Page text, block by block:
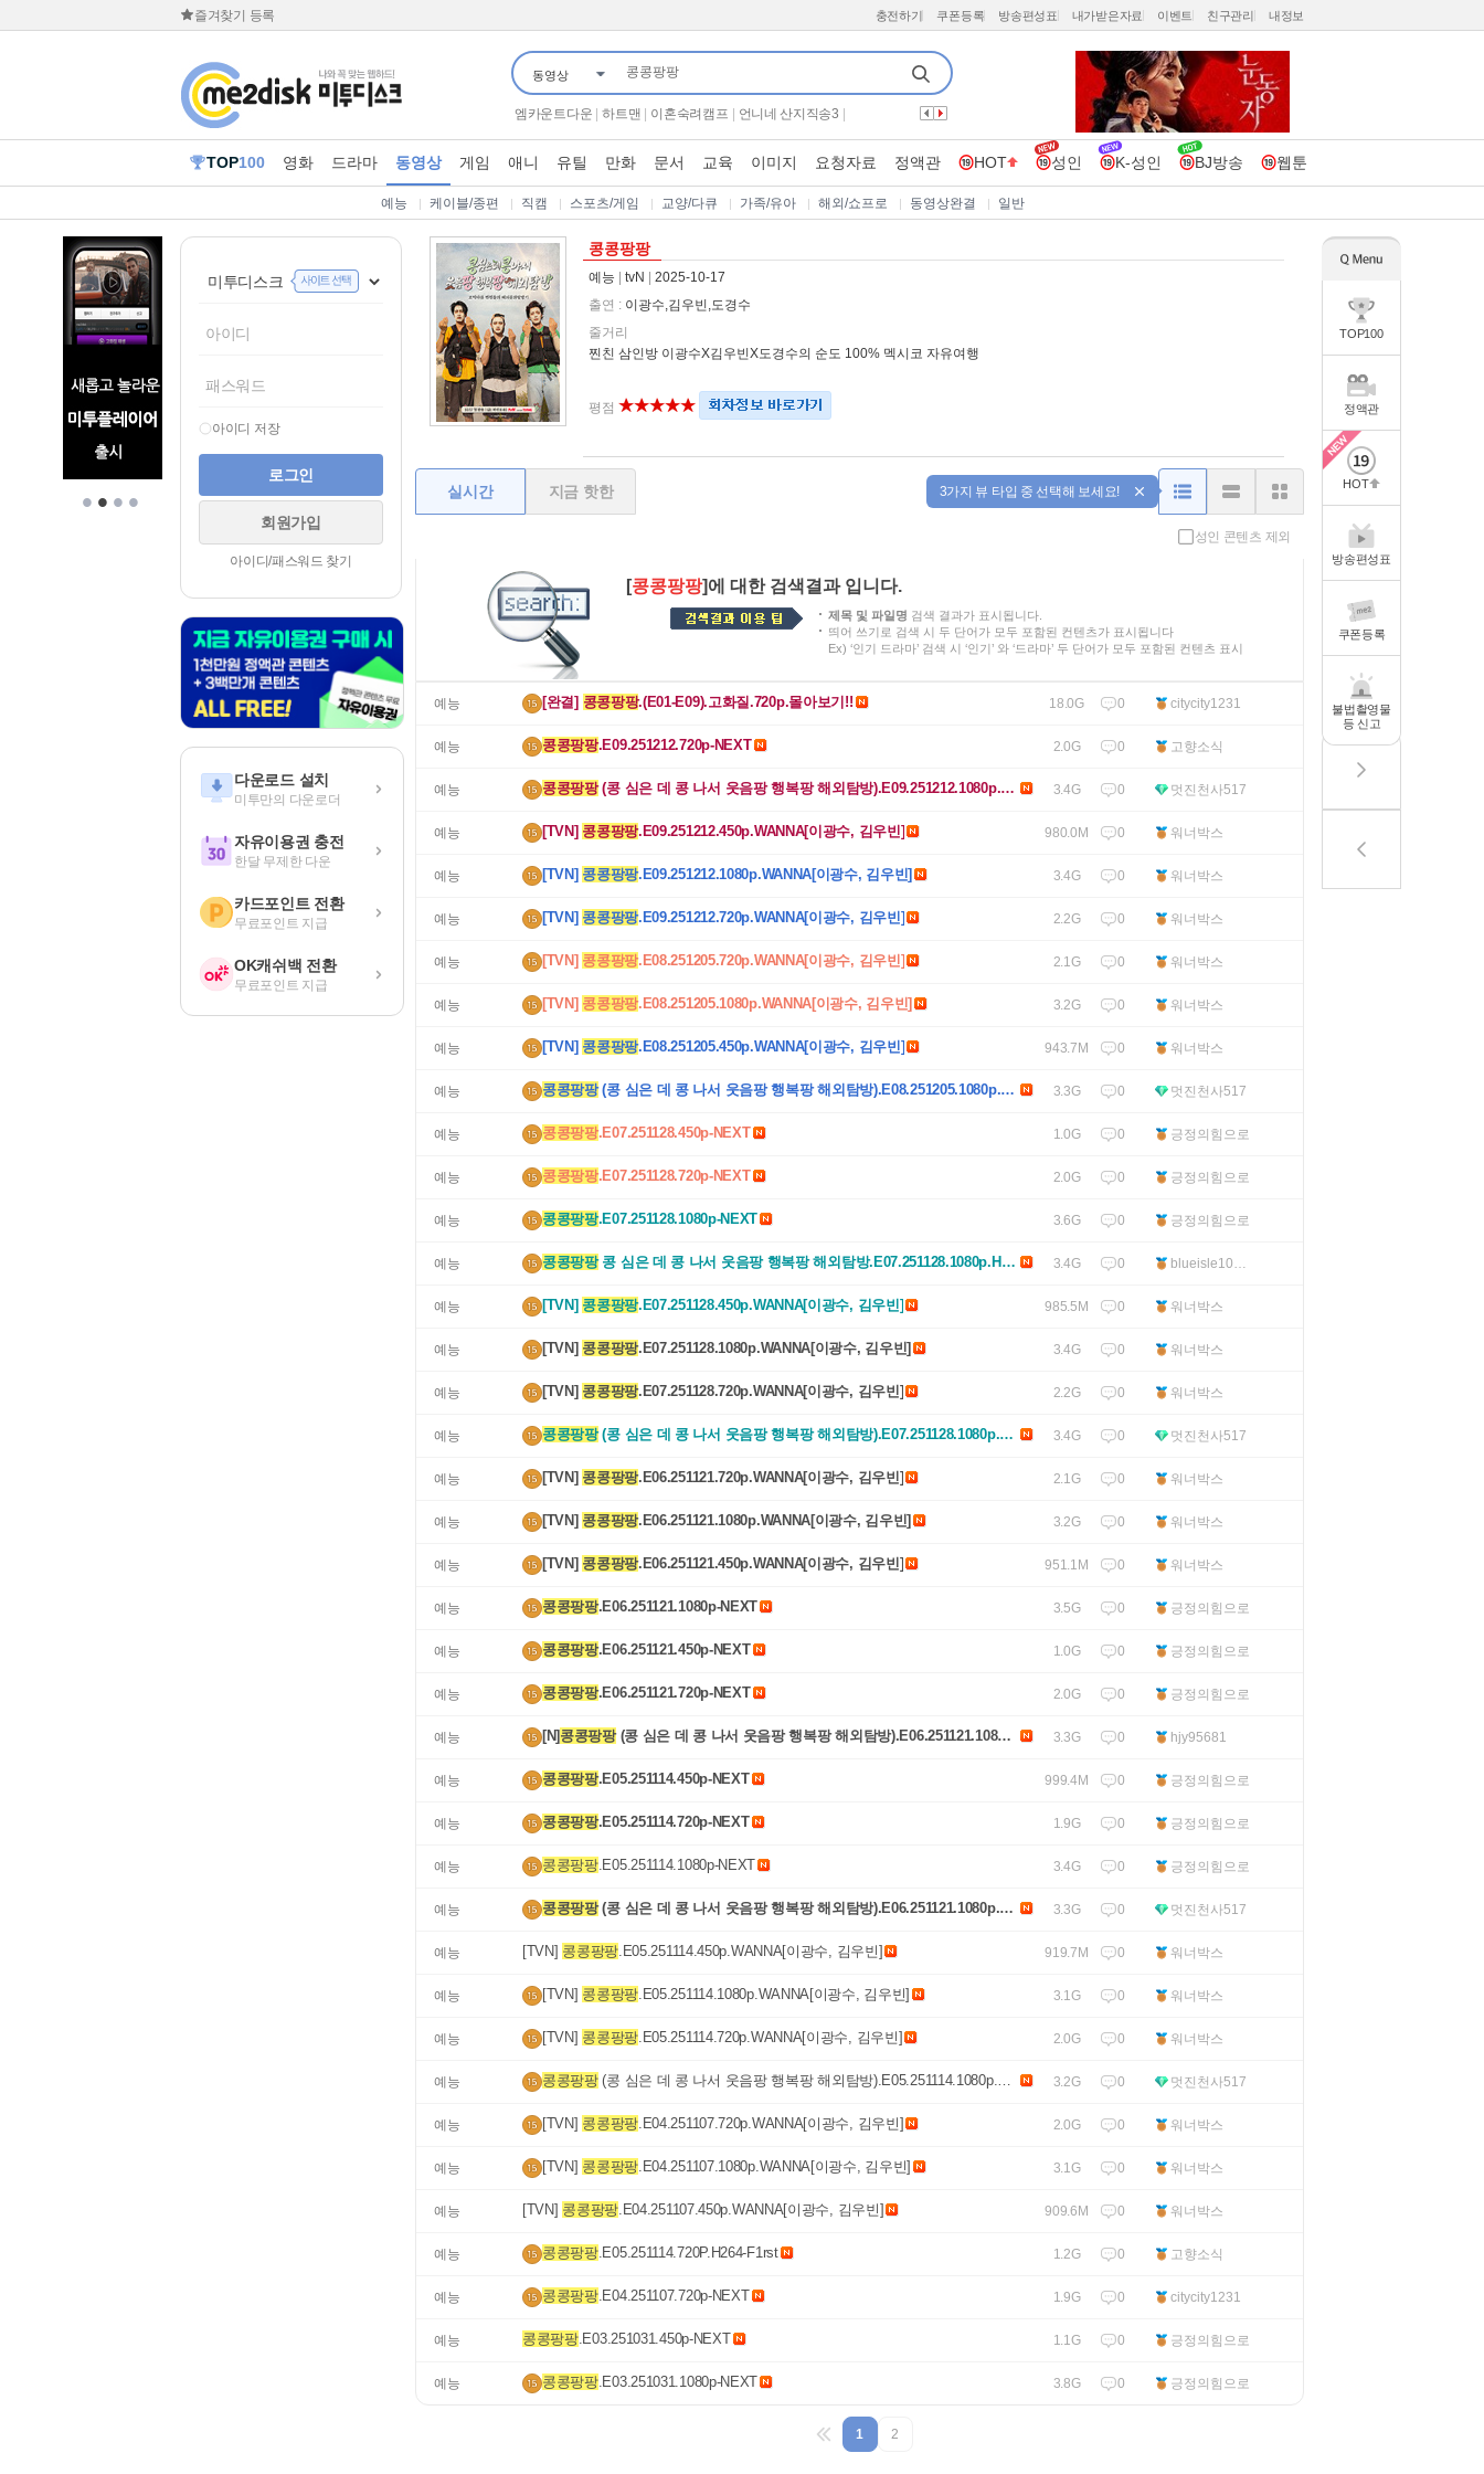
즐겨찾기 등록 충전하기 쿠폰등록 방송편성표 내가받은자료 이벤트 친구관리 내정보
••••
TOP100
정액관
HOT
방송편성표
쿠폰등록
불법촬영물
등 신고
동영상
군체 | 붉은진주 왕과 사는 남자
꼬리에 꼬리를 무는 그날 이야기 | 가화만사성 | 만약에 우리 |
엠카운트다운
하트맨 이혼숙려캠프 언니네 산지직송3
나는 솔로 그 후 사랑은 계속된다
| 미스트롯 포유 |
은밀한 여자들 적과의 동거 | 어서와 한국은 처음이지 |
자식방생프로젝트 합숙 맞선 2 | 시스터 | 살목지 |
TOP100 영화 드라마 동영상 게임 애니 유틸 만화 문서 교육 이미지 요청자료 정액관 HOT 성인 K-성인 BJ방송 웹툰
예능 케이블/종편 직캠 스포츠/게임 교양/다큐 가족/유아 해외/쇼프로 동영상완결 일반
아이디 저장
회원가입
아이디/패스워드 찾기
다운로드 설치
미투만의 다운로더
자유이용권 충전
한달 무제한 다운
카드포인트 전환
무료포인트 지급
OK캐쉬백 전환
무료포인트 지급
콩콩팡팡
예능 tvN
2025-10-17
출연 : 이광수,김우빈,도경수
줄거리
찐친 삼인방 이광수X김우빈X도경수의 순도 100% 멕시코 자유여행
평점
실시간 지금 핫한 3가지 뷰 타입 중 선택해 보세요!
성인 콘텐츠 제외
[콩콩팡팡]에 대한 검색결과 입니다.
제목 및 파일명 검색 결과가 표시됩니다.
띄어 쓰기로 검색 시 두 단어가 모두 포함된 컨텐츠가 표시됩니다
Ex) ‘인기 드라마’ 검색 시 ‘인기’ 와 ‘드라마’ 두 단어가 모두 포함된 컨텐츠 표시
예능 [완결] 콩콩팡팡.(E01-E09).고화질.720p.몰아보기!! 18.0G 0 citycity1231
예능 콩콩팡팡.E09.251212.720p-NEXT 2.0G 0 고향소식
예능 콩콩팡팡 (콩 심은 데 콩 나서 웃음팡 행복팡 해외탐방).E09.251212.1080p.H2
3.4G 0 멋진천사517
예능 [TVN] 콩콩팡팡.E09.251212.450p.WANNA[이광수, 김우빈] 980.0M 0 워너박스
예능 [TVN] 콩콩팡팡.E09.251212.1080p.WANNA[이광수, 김우빈] 3.4G 0 워너박스
예능 [TVN] 콩콩팡팡.E09.251212.720p.WANNA[이광수, 김우빈] 2.2G 0 워너박스
예능 [TVN] 콩콩팡팡.E08.251205.720p.WANNA[이광수, 김우빈] 2.1G 0 워너박스
예능 [TVN] 콩콩팡팡.E08.251205.1080p.WANNA[이광수, 김우빈] 3.2G 0 워너박스
예능 [TVN] 콩콩팡팡.E08.251205.450p.WANNA[이광수, 김우빈] 943.7M 0 워너박스
예능 콩콩팡팡 (콩 심은 데 콩 나서 웃음팡 행복팡 해외탐방).E08.251205.1080p.H2
3.3G 0 멋진천사517
예능 콩콩팡팡.E07.251128.450p-NEXT 1.0G 0 긍정의힘으로
예능 콩콩팡팡.E07.251128.720p-NEXT 2.0G 0 긍정의힘으로
예능 콩콩팡팡.E07.251128.1080p-NEXT 3.6G 0 긍정의힘으로
예능 콩콩팡팡 콩 심은 데 콩 나서 웃음팡 행복팡 해외탐방.E07.251128.1080p.H26
3.4G 0
blueisle100
예능
[TVN] 콩콩팡팡.E07.251128.450p.WANNA[이광수, 김우빈] 985.5M 0 워너박스
예능 [TVN] 콩콩팡팡.E07.251128.1080p.WANNA[이광수, 김우빈] 3.4G 0 워너박스
예능 [TVN] 콩콩팡팡.E07.251128.720p.WANNA[이광수, 김우빈] 2.2G 0 워너박스
예능 콩콩팡팡 (콩 심은 데 콩 나서 웃음팡 행복팡 해외탐방).E07.251128.1080p.H2
3.4G 0 멋진천사517
예능 [TVN] 콩콩팡팡.E06.251121.720p.WANNA[이광수, 김우빈] 2.1G 0 워너박스
예능 [TVN] 콩콩팡팡.E06.251121.1080p.WANNA[이광수, 김우빈] 3.2G 0 워너박스
예능 [TVN] 콩콩팡팡.E06.251121.450p.WANNA[이광수, 김우빈] 951.1M 0 워너박스
예능 콩콩팡팡.E06.251121.1080p-NEXT 3.5G 0 긍정의힘으로
예능 콩콩팡팡.E06.251121.450p-NEXT 1.0G 0 긍정의힘으로
예능 콩콩팡팡.E06.251121.720p-NEXT 2.0G 0 긍정의힘으로
예능 [N] 콩콩팡팡 (콩 심은 데 콩 나서 웃음팡 행복팡 해외탐방).E06.251121.1080p.
3.3G 0 hjy95681
예능 콩콩팡팡.E05.251114.450p-NEXT 999.4M 0 긍정의힘으로
예능 콩콩팡팡.E05.251114.720p-NEXT 1.9G 0 긍정의힘으로
예능 콩콩팡팡.E05.251114.1080p-NEXT 3.4G 0 긍정의힘으로
예능 콩콩팡팡 (콩 심은 데 콩 나서 웃음팡 행복팡 해외탐방).E06.251121.1080p.H2
3.3G 0 멋진천사517
예능 [TVN] 콩콩팡팡.E05.251114.450p.WANNA[이광수, 김우빈] 919.7M 0 워너박스
예능 [TVN] 콩콩팡팡.E05.251114.1080p.WANNA[이광수, 김우빈] 3.1G 0 워너박스
예능 [TVN] 콩콩팡팡.E05.251114.720p.WANNA[이광수, 김우빈] 2.0G 0 워너박스
예능 콩콩팡팡 (콩 심은 데 콩 나서 웃음팡 행복팡 해외탐방).E05.251114.1080p.H2
3.2G 0 멋진천사517
예능 [TVN] 콩콩팡팡.E04.251107.720p.WANNA[이광수, 김우빈] 2.0G 0 워너박스
예능 [TVN] 콩콩팡팡.E04.251107.1080p.WANNA[이광수, 김우빈] 3.1G 0 워너박스
예능 [TVN] 콩콩팡팡.E04.251107.450p.WANNA[이광수, 김우빈] 909.6M 0 워너박스
예능 콩콩팡팡.E05.251114.720P.H264-F1rst 1.2G 0 고향소식
예능 콩콩팡팡.E04.251107.720p-NEXT 1.9G 0 citycity1231
예능 콩콩팡팡.E03.251031.450p-NEXT 1.1G 0 긍정의힘으로
예능 콩콩팡팡.E03.251031.1080p-NEXT 3.8G 0 긍정의힘으로
1 2